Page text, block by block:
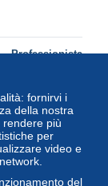
Professionista
fornirvi i
della nostra
più
per
video e
del